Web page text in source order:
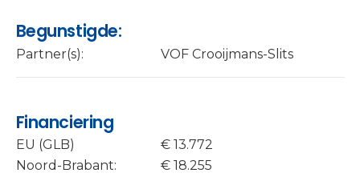
Begunstigde:
Partner(s): VOF Crooijmans-Slits
Financiering
EU (GLB)
€ 13.772
Noord-Brabant:
€ 18.255